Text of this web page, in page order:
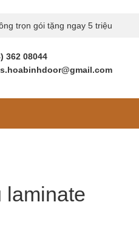
trọn gói tặng ngay 5 triệu
362 08044
laminate